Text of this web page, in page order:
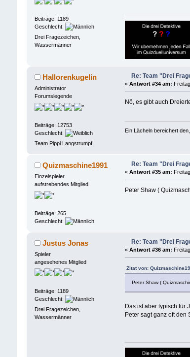
Beiträge: 1189
Geschlecht:
Drei Fragezeichen,
Wassermänner
Hallorenkugelin
Administrator
Forumslegende
Beiträge: 12753
Geschlecht:
Team Pippi Langstrumpf
Re: Team "Drei
«Antwort #34 am:
Nö, es gibt auch
Ein Lächeln bereichert
Quizmaschine1991
Einzelspieler
aufstrebendes Mitglied
Beiträge: 265
Geschlecht:
Re: Team "Drei
«Antwort #35 am:
Peter Shaw (
Justus Jonas
Spieler
angesehenes Mitglied
Beiträge: 1189
Geschlecht:
Drei Fragezeichen,
Wassermänner
Re: Team "Drei
«Antwort #36 am:
Zitat von:
Peter Shaw (
Das ist aber typisch für
Peter sagt ganz oft den